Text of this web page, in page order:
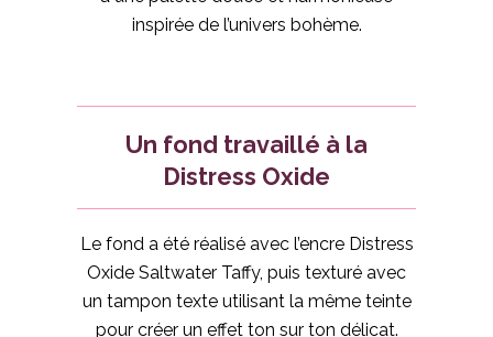
inspirée de l’univers bohème.
Un fond travaillé à la
Distress Oxide
Le fond a été réalisé avec l’encre Distress
Oxide Saltwater Taffy, puis texturé avec
un tampon texte utilisant la même teinte
pour créer un effet ton sur ton délicat.